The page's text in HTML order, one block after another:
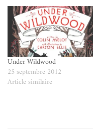
Under Wildwood
25 septembre 2012
Article similaire